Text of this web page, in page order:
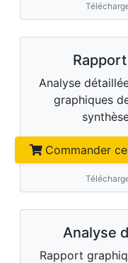
Analyse
graphiques
Commander
Analyse
Rapport